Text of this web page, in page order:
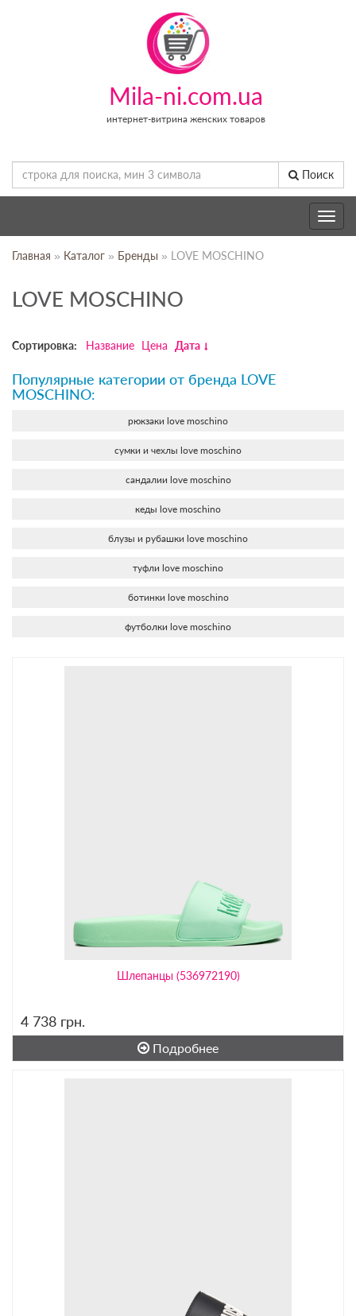
Mila-ni.com.ua
интернет-витрина женских товаров
Поиск
Toggle
Главная » Каталог » Бренды » LOVE MOSCHINO
LOVE MOSCHINO
Сортировка: Название Цена Дата
Популярные категории от бренда LOVE
MOSCHINO:
рюкзаки love moschino
сумки и чехлы love moschino
сандалии love moschino
кеды love moschino
блузы и рубашки love moschino
туфли love moschino
ботинки love moschino
футболки love moschino
Шлепанцы (536972190)
4 738 грн.
Подробнее